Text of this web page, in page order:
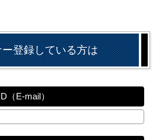
登録している方は
（E-mail）